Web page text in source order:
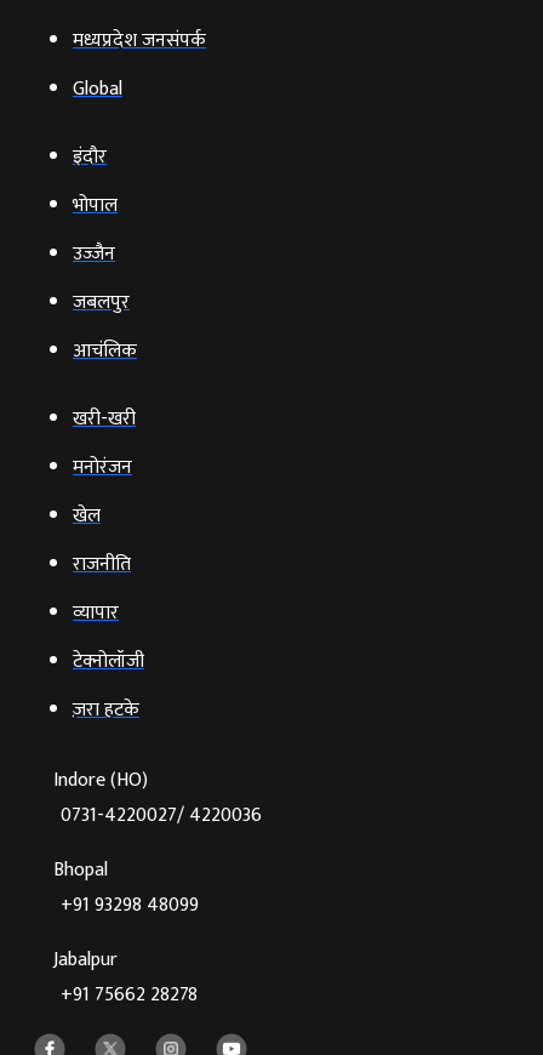
मध्यप्रदेश जनसंपर्क
Global
इंदौर
भोपाल
उज्‍जैन
जबलपुर
आचंलिक
खरी-खरी
मनोरंजन
खेल
राजनीति
व्‍यापार
टेक्‍नोलॉजी
ज़रा हटके
Indore (HO)
0731-4220027/ 4220036
Bhopal
+91 93298 48099
Jabalpur
+91 75662 28278